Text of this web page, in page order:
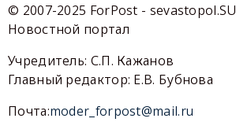
© 2007-2025 ForPost - sevastopol.SU
Новостной портал
Учредитель: С.П. Кажанов
Главный редактор: Е.В. Бубнова
Почта:moder_forpost@mail.ru